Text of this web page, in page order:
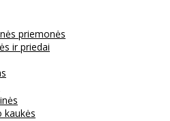
priemonės
ir priedai
kaukės